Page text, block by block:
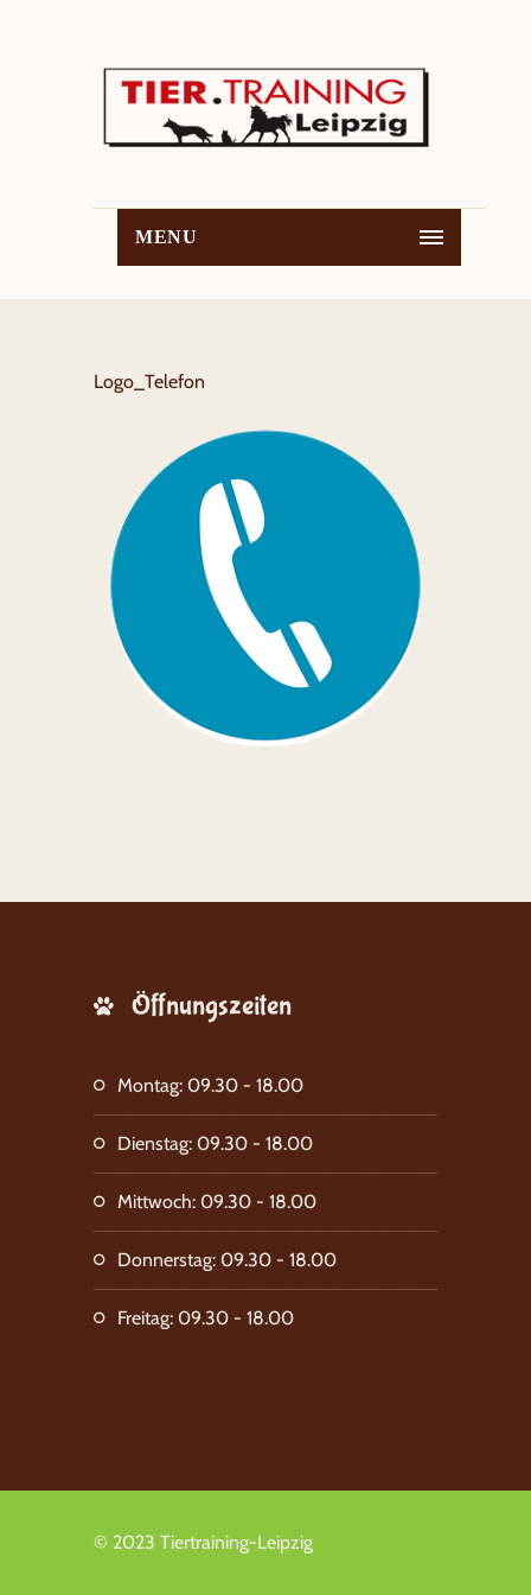
MENU
Logo_Telefon
Öffnungszeiten
Montag: 09.30 - 18.00
Dienstag: 09.30 - 18.00
Mittwoch: 09.30 - 18.00
Donnerstag: 09.30 - 18.00
Freitag: 09.30 - 18.00
© 2023 Tiertraining-Leipzig